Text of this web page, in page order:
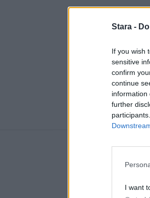
Stara -
If you wish
sensitive
confirm
continue
information
further
I want